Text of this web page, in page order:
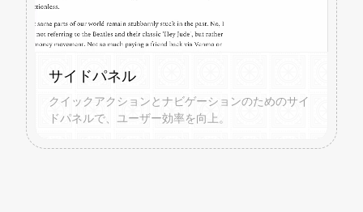
サイドパネル
クイックアクションとナビゲーションのためのサイ
ドパネルで、ユーザー効率を向上。